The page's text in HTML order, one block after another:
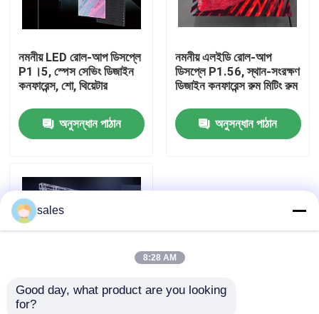
কারখানা পরিদর্শন
গুণমান নিয়ন্ত্রণ
খবর
আউটডোর ফুল কালার এলইডি ডিসপ্লে
নমনীয় LED রোল-আপ ডিসপ্লে
P1।5, স্পেস সেভিং ডিজাইন
কনফারেন্স, শো, থিয়েটার
অনুসন্ধান পাঠান
নমনীয় এলইডি রোল-আপ
ডিসপ্লে P1.56, স্থান-সংরক্ষণ
ডিজাইন কনফারেন্স রুম মিটিং রুম
অনুসন্ধান পাঠান
Flexible Roll-Up
sales
8:28 AM
Good day, what product are you looking
for?